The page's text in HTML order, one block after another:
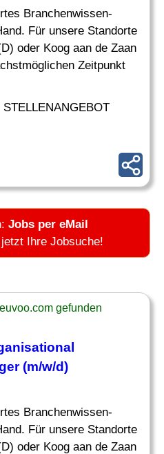
Branchenwissen-
Für unsere Standorte
oder Koog aan de Zaan
Zeitpunkt
Jobs per eMail
Ihre Jobsuche!
gefunden
(m/w/d)
Branchenwissen-
Für unsere Standorte
oder Koog aan de Zaan